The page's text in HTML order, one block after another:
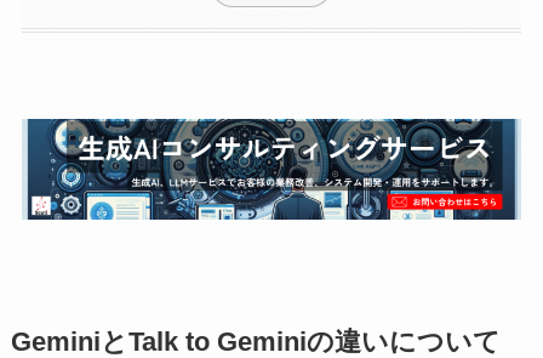
GeminiとTalk to Geminiの違いについて